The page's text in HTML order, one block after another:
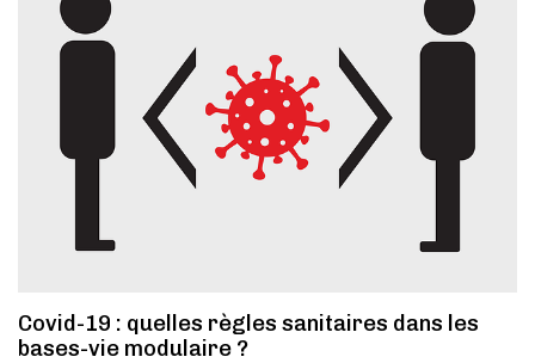
Covid-19 : quelles règles sanitaires dans les
bases-vie modulaire ?